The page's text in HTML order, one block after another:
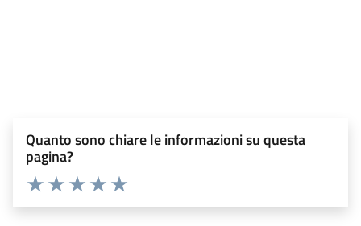
Quanto sono chiare le informazioni su questa
pagina?
Valuta 5 stelle su 5
Valuta 4 stelle su 5
Valuta 3 stelle su 5
Valuta 2 stelle su 5
Valuta 1 stelle su 5